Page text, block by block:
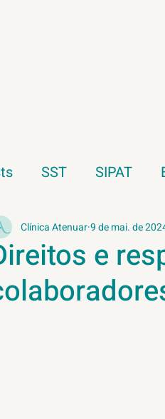
SST SIPAT
Trabalhador
Ergonomia
e
Clínica Atenuar9 de mai. de